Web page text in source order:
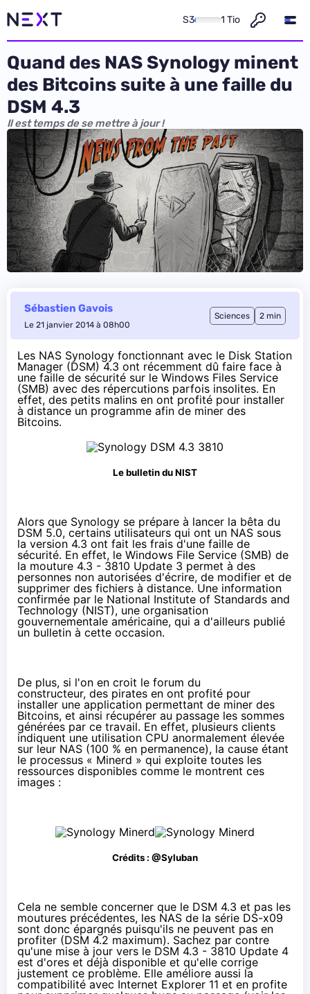
S3 1 Tio
Quand des NAS Synology minent
des Bitcoins suite à une faille du
DSM 4.3
Il est temps de se mettre à jour !
Sébastien Gavois
Le 21 janvier 2014 à 08h00
Sciences 2 min
Les NAS Synology fonctionnant avec le Disk Station
Manager (DSM) 4.3 ont récemment dû faire face à
une faille de sécurité sur le Windows Files Service
(SMB) avec des répercutions parfois insolites. En
effet, des petits malins en ont profité pour installer
à distance un programme afin de miner des
Bitcoins.
Le bulletin du NIST
Alors que Synology se prépare à lancer la bêta du
DSM 5.0, certains utilisateurs qui ont un NAS sous
la version 4.3 ont fait les frais d'une faille de
sécurité. En effet, le Windows File Service (SMB) de
la mouture 4.3 - 3810 Update 3 permet à des
personnes non autorisées d'écrire, de modifier et de
supprimer des fichiers à distance. Une information
confirmée par le National Institute of Standards and
Technology (NIST), une organisation
gouvernementale américaine, qui a d'ailleurs publié
un bulletin à cette occasion.
De plus, si l'on en croit le forum du
constructeur, des pirates en ont profité pour
installer une application permettant de miner des
Bitcoins, et ainsi récupérer au passage les sommes
générées par ce travail. En effet, plusieurs clients
indiquent une utilisation CPU anormalement élevée
sur leur NAS (100 % en permanence), la cause étant
le processus « Minerd » qui exploite toutes les
ressources disponibles comme le montrent ces
images :
Crédits : @Syluban
Cela ne semble concerner que le DSM 4.3 et pas les
moutures précédentes, les NAS de la série DS-x09
sont donc épargnés puisqu'ils ne peuvent pas en
profiter (DSM 4.2 maximum). Sachez par contre
qu'une mise à jour vers le DSM 4.3 - 3810 Update 4
est d'ores et déjà disponible et qu'elle corrige
justement ce problème. Elle améliore aussi la
compatibilité avec Internet Explorer 11 et en profite